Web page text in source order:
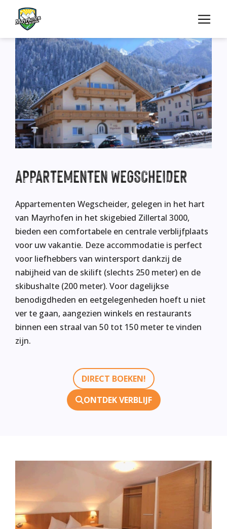
APPARTEMENTENWEGSCHEIDER
Appartementen Wegscheider, gelegen in het hart
van Mayrhofen in het skigebied Zillertal 3000,
bieden een comfortabele en centrale verblijfplaats
voor uw vakantie. Deze accommodatie is perfect
voor liefhebbers van wintersport dankzij de
nabijheid van de skilift (slechts 250 meter) en de
skibushalte (200 meter). Voor dagelijkse
benodigdheden en eetgelegenheden hoeft u niet
ver te gaan, aangezien winkels en restaurants
binnen een straal van 50 tot 150 meter te vinden
zijn.
DIRECT BOEKEN!
ONTDEK VERBLIJF